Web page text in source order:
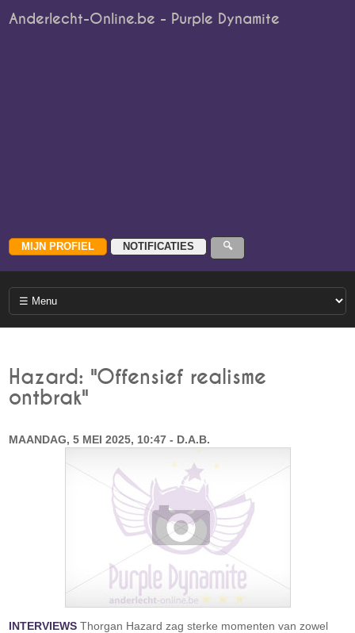
Anderlecht-Online.be - Purple Dynamite
Hazard: "Offensief realisme
ontbrak"
MAANDAG, 5 MEI 2025, 10:47 - D.A.B.
INTERVIEWS Thorgan Hazard zag sterke momenten van zowel